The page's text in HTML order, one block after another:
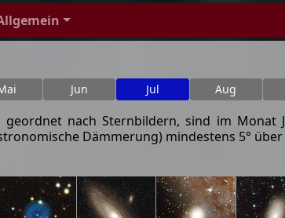
Jun Jul Aug
geordnet nach Sternbildern, sind im Monat
Dämmerung) mindestens 5°